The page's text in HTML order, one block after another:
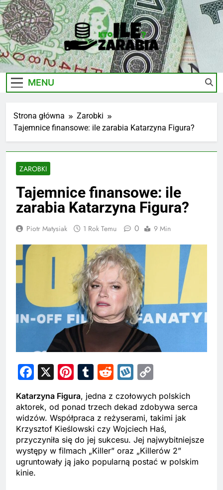
Skip
to
content
Ile-
Zarabia.edu.pl
Zarobki Gwiazd, Ciekawostki I Biznes
MENU
Strona główna
Zarobki
Tajemnice finansowe: ile zarabia Katarzyna Figura?
ZAROBKI
Tajemnice finansowe: ile
zarabia Katarzyna Figura?
Piotr Matysiak 1 Rok Temu 0 9 Min
Facebook
X Pinterest
Tumblr
RedditWykop
Link
Katarzyna Figura, jedna z czołowych polskich
aktorek, od ponad trzech dekad zdobywa serca
widzów. Współpraca z reżyserami, takimi jak
Krzysztof Kieślowski czy Wojciech Haś,
przyczyniła się do jej sukcesu. Jej najwybitniejsze
występy w filmach „Killer” oraz „Killerów 2”
ugruntowały ją jako popularną postać w polskim
kinie.